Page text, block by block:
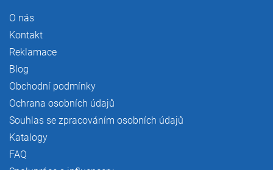
O nás
Kontakt
Reklamace
Blog
Obchodní podmínky
Ochrana osobních údajů
Souhlas se zpracováním osobních údajů
Katalogy
FAQ